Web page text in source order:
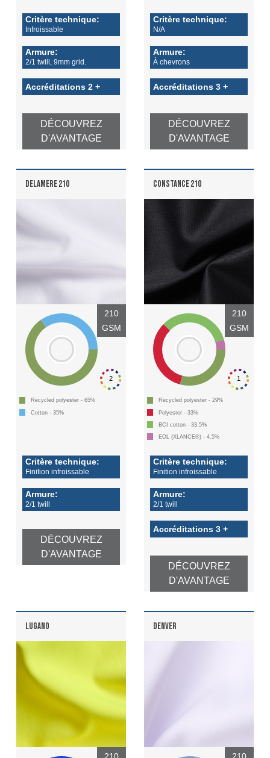
Critère technique:
Infroissable
Armure:
2/1 twill, 9mm grid.
Accréditations 2 +
DÉCOUVREZ
D'AVANTAGE
Critère technique:
N/A
Armure:
À chevrons
Accréditations 3 +
DÉCOUVREZ
D'AVANTAGE
DELAMERE 210
2
210
GSM
Recycled polyester - 65%
Cotton - 35%
Critère technique:
Finition infroissable
Armure:
2/1 twill
DÉCOUVREZ
D'AVANTAGE
CONSTANCE 210
1
210
GSM
Recycled polyester - 29%
Polyester - 33%
BCI cotton - 33,5%
EOL (XLANCE®) - 4,5%
Critère technique:
Finition infroissable
Armure:
2/1 twill
Accréditations 3 +
DÉCOUVREZ
D'AVANTAGE
LUGANO DENVER